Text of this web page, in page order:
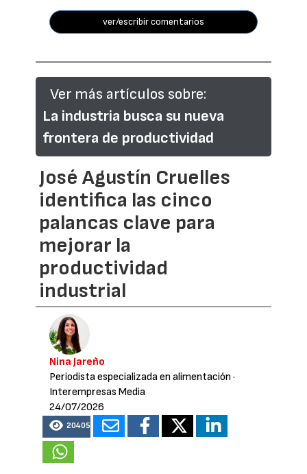
ver/escribir comentarios
Ver más artículos sobre:
La industria busca su nueva
frontera de productividad
José Agustín Cruelles
identifica las cinco
palancas clave para
mejorar la
productividad
industrial
Nina Jareño
Periodista especializada en alimentación ·
Interempresas Media
24/07/2026
20405